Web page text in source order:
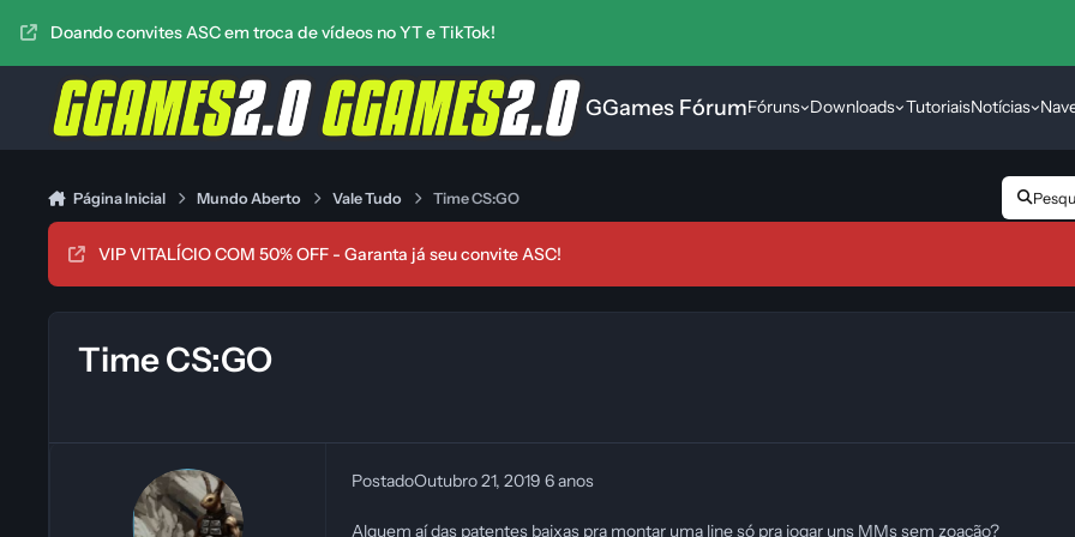
Doando convites ASC em troca de vídeos no YT e TikTok!
GGames FórumFóruns Downloads TutoriaisNotícias
Página Inicial Mundo Aberto Vale Tudo Time CS:GO
VIP VITALÍCIO COM 50% OFF - Garanta já seu convite ASC!
Time CS:GO
PostadoOutubro 21, 2019 6 anos
Alguem aí das patentes baixas pra montar uma line só pra jogar uns MMs sem zoação?